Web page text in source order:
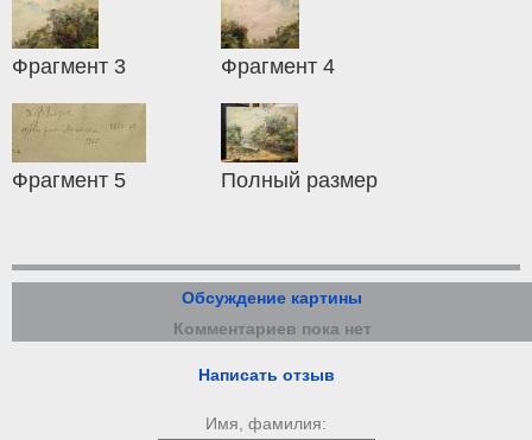
Фрагмент 3 Фрагмент 4
Фрагмент 5 Полный размер
Обсуждение картины
Комментариев пока нет
Написать отзыв
Имя, фамилия: